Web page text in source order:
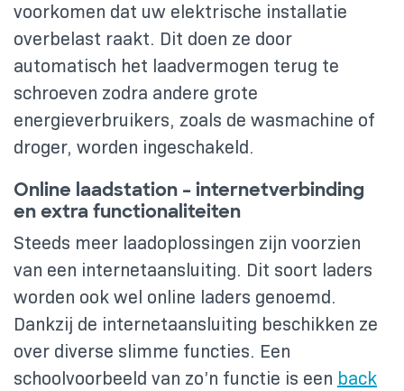
voorkomen dat uw elektrische installatie
overbelast raakt. Dit doen ze door
automatisch het laadvermogen terug te
schroeven zodra andere grote
energieverbruikers, zoals de wasmachine of
droger, worden ingeschakeld.
Online laadstation – internetverbinding
en extra functionaliteiten
Steeds meer laadoplossingen zijn voorzien
van een internetaansluiting. Dit soort laders
worden ook wel online laders genoemd.
Dankzij de internetaansluiting beschikken ze
over diverse slimme functies. Een
schoolvoorbeeld van zo’n functie is een back